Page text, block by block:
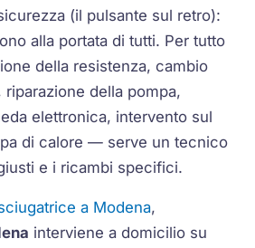
(il pulsante sul retro):
alla portata di tutti. Per tutto
della resistenza, cambio
della pompa,
elettronica, intervento sul
di calore — serve un tecnico
e i ricambi specifici.
a Modena,
interviene a domicilio su